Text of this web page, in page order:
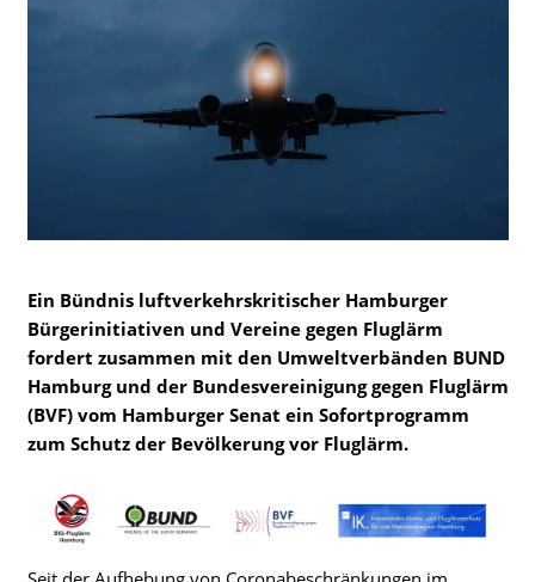
Ein Bündnis luftverkehrskritischer Hamburger
Bürgerinitiativen und Vereine gegen Fluglärm
fordert zusammen mit den Umweltverbänden BUND
Hamburg und der Bundesvereinigung gegen Fluglärm
(BVF) vom Hamburger Senat ein Sofortprogramm
zum Schutz der Bevölkerung vor Fluglärm.